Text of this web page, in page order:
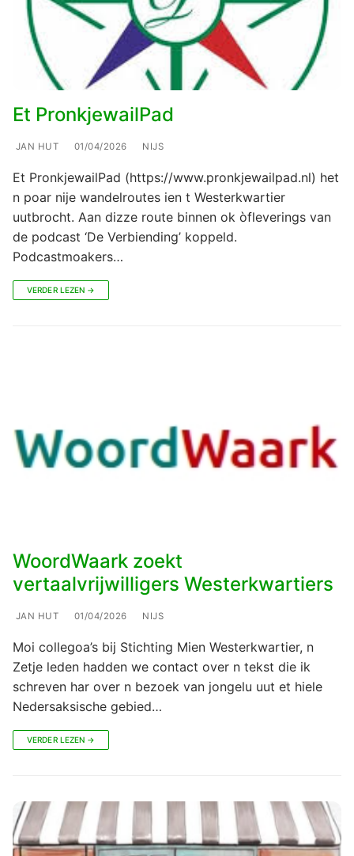
Et PronkjewailPad
JAN HUT 01/04/2026 NIJS
Et PronkjewailPad (https://www.pronkjewailpad.nl) het
n poar nije wandelroutes ien t Westerkwartier
uutbrocht. Aan dizze route binnen ok òfleverings van
de podcast ‘De Verbiending’ koppeld.
Podcastmoakers…
VERDER LEZEN →
WoordWaark zoekt
vertaalvrijwilligers Westerkwartiers
JAN HUT 01/04/2026 NIJS
Moi collegoa’s bij Stichting Mien Westerkwartier, n
Zetje leden hadden we contact over n tekst die ik
schreven har over n bezoek van jongelu uut et hiele
Nedersaksische gebied…
VERDER LEZEN →